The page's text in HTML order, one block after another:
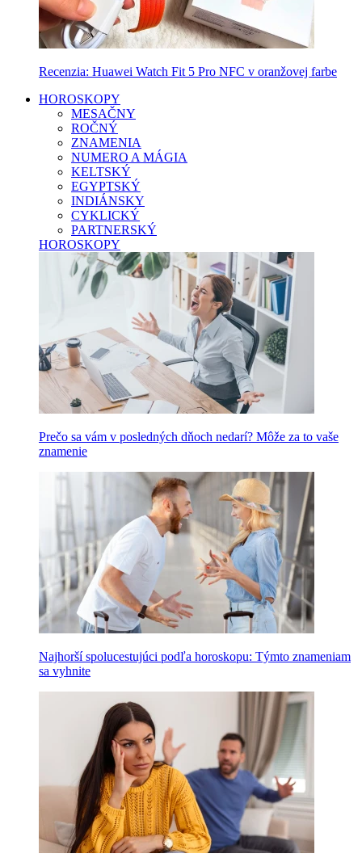
Recenzia: Huawei Watch Fit 5 Pro NFC v oranžovej farbe
HOROSKOPY
MESAČNY
ROČNÝ
ZNAMENIA
NUMERO A MÁGIA
KELTSKÝ
EGYPTSKÝ
INDIÁNSKY
CYKLICKÝ
PARTNERSKÝ
HOROSKOPY
Prečo sa vám v posledných dňoch nedarí? Môže za to vaše
znamenie
Najhorší spolucestujúci podľa horoskopu: Týmto znameniam
sa vyhnite